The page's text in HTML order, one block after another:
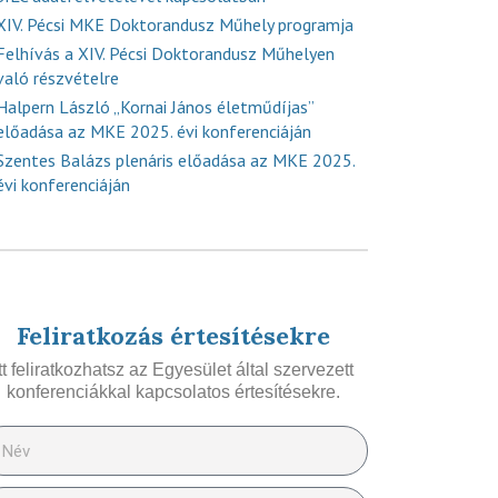
Pécsi MKE Doktorandusz Műhely programja
a XIV. Pécsi Doktorandusz Műhelyen
részvételre
László „Kornai János életműdíjas”
az MKE 2025. évi konferenciáján
Balázs plenáris előadása az MKE 2025.
konferenciáján
Feliratkozás értesítésekre
feliratkozhatsz az Egyesület által szervezett
konferenciákkal kapcsolatos értesítésekre.